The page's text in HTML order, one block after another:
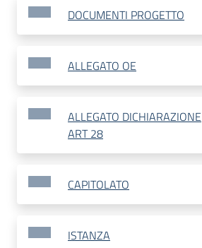
DOCUMENTI PROGETTO
ALLEGATO OE
ALLEGATO DICHIARAZIONE
ART 28
CAPITOLATO
ISTANZA